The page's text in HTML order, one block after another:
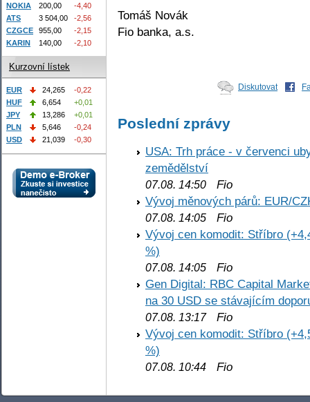
Tomáš Novák
Fio banka, a.s.
Diskutovat
Poslední zprávy
USA: Trh práce - v červenci
zemědělství
07.08. 14:50 Fio
Vývoj měnových párů: EUR/
07.08. 14:05 Fio
Vývoj cen komodit: Stříbro
%)
07.08. 14:05 Fio
Gen Digital: RBC Capital
na 30 USD se stávajícím
07.08. 13:17Fio
Vývoj cen komodit: Stříbro
%)
07.08. 10:44 Fio
NOKIA
200,00
-4,40
ATS
3 504,00
-2,56
CZGCE
955,00
-2,15
KARIN
140,00 -2,10
Kurzovní lístek
EUR 24,265
-0,22
HUF
6,654
+0,01
JPY
13,286
+0,01
PLN
5,646
-0,24
USD
21,039 -0,30